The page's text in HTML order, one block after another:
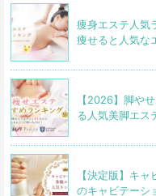
痩身エステ人気
痩せると人気な
【2026】脚や
る人気美脚エス
【決定版】キ
のキャビテーシ